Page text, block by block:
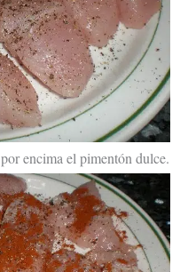
encima el pimentón dulce.